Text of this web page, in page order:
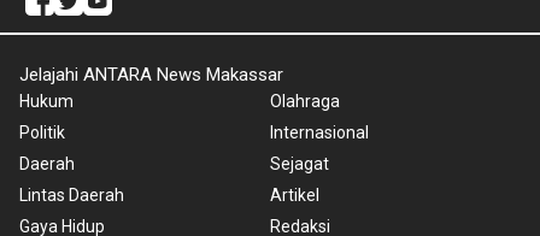
Jelajahi ANTARA News Makassar
Hukum
Politik
Daerah
Lintas Daerah
Gaya Hidup
Olahraga
Internasional
Sejagat
Artikel
Redaksi